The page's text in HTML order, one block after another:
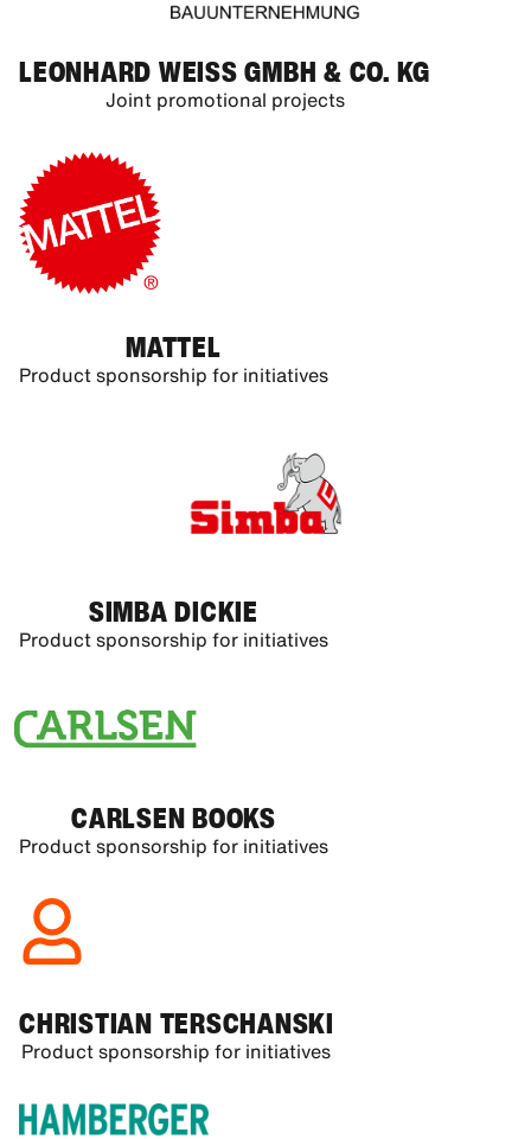
LEONHARD WEISS GMBH & CO. KG
Joint promotional projects
MATTEL
Product sponsorship for initiatives
SIMBA DICKIE
Product sponsorship for initiatives
CARLSEN BOOKS
Product sponsorship for initiatives
CHRISTIAN TERSCHANSKI
Product sponsorship for initiatives